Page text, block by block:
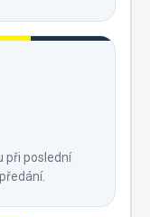
při poslední